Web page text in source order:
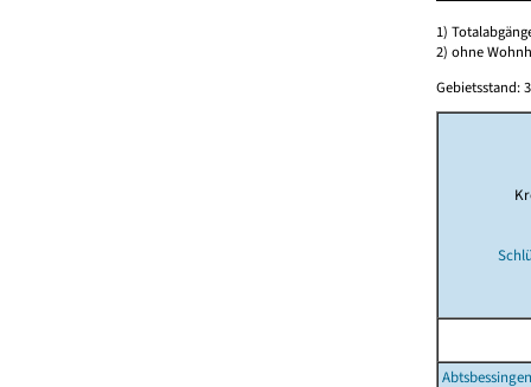
1)
2) ohne
Gebietsstand:
Abtsbessingen